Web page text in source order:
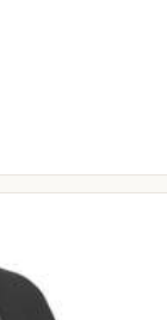
48,96